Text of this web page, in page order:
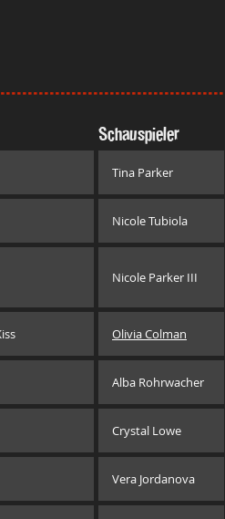
Schauspieler
Tina Parker
Nicole Tubiola
Nicole Parker III
Olivia Colman
Alba Rohrwacher
Crystal Lowe
Vera Jordanova